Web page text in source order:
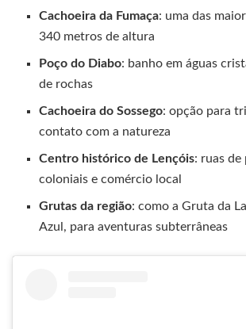
Cachoeira da Fumaça: uma das
340 metros de altura
Poço do Diabo: banho em águas
de rochas
Cachoeira do Sossego: opção para
contato com a natureza
Centro histórico de Lençóis: ruas de
coloniais e comércio local
Grutas da região: como a Gruta da
Azul, para aventuras subterrâneas